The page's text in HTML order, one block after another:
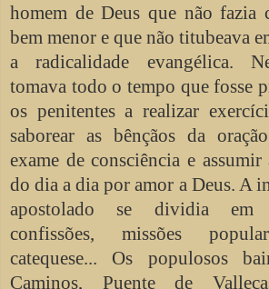
homem de Deus que não fazia
bem menor e que não titubeava
a radicalidade evangélica.
tomava todo o tempo que fosse
os penitentes a realizar
saborear as bênçãos da
exame de consciência e
do dia a dia por amor a Deus. A
apostolado se dividia em
confissões, missões
catequese... Os populosos
Caminos, Puente de